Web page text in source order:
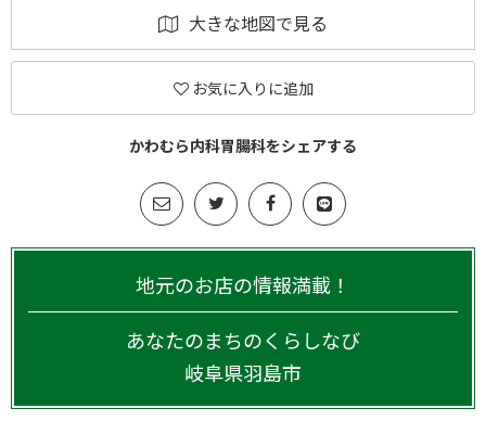
大きな地図で見る
お気に入りに追加
かわむら内科胃腸科をシェアする
地元のお店の情報満載！
あなたのまちのくらしなび
岐阜県羽島市